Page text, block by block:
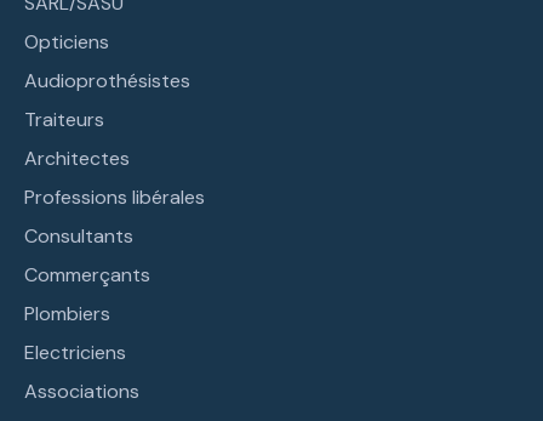
Opticiens
Audioprothésistes
Traiteurs
Architectes
Professions libérales
Consultants
Commerçants
Plombiers
Electriciens
Associations